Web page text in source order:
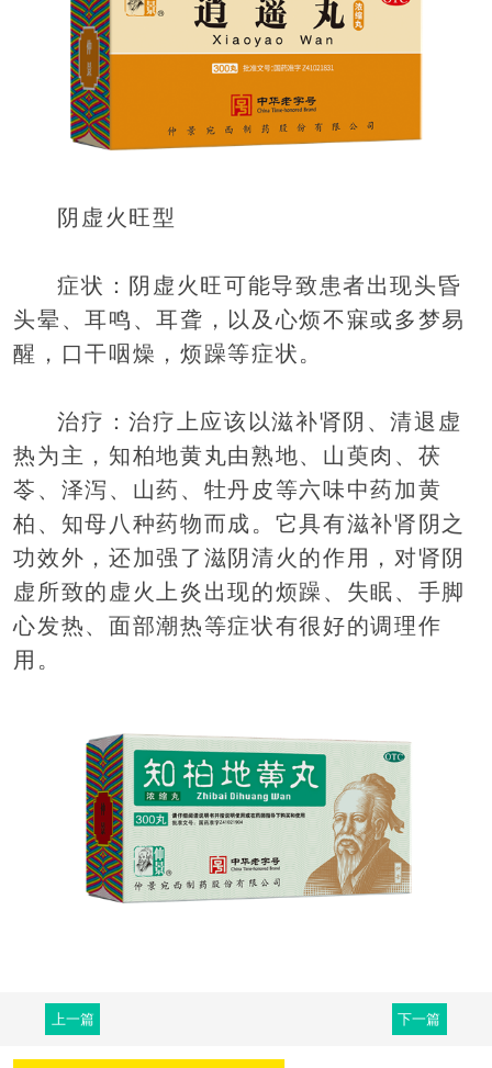
阴虚火旺型
症状：阴虚火旺可能导致患者出现头昏
头晕、耳鸣、耳聋，以及心烦不寐或多梦易
醒，口干咽燥，烦躁等症状。
治疗：治疗上应该以滋补肾阴、清退虚
热为主，知柏地黄丸由熟地、山萸肉、茯
苓、泽泻、山药、牡丹皮等六味中药加黄
柏、知母八种药物而成。它具有滋补肾阴之
功效外，还加强了滋阴清火的作用，对肾阴
虚所致的虚火上炎出现的烦躁、失眠、手脚
心发热、面部潮热等症状有很好的调理作
用。
上一篇 下一篇